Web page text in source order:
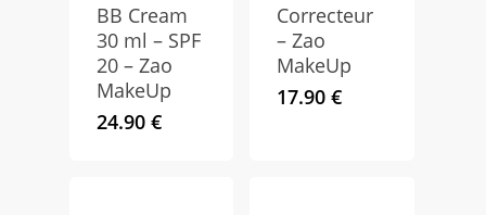
BB Cream
30 ml – SPF
20 – Zao
MakeUp
24.90 €
Correcteur
– Zao
MakeUp
17.90€